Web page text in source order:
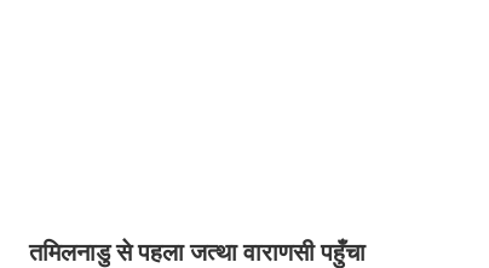
तमिलनाडु से पहला जत्था वाराणसी पहुँचा